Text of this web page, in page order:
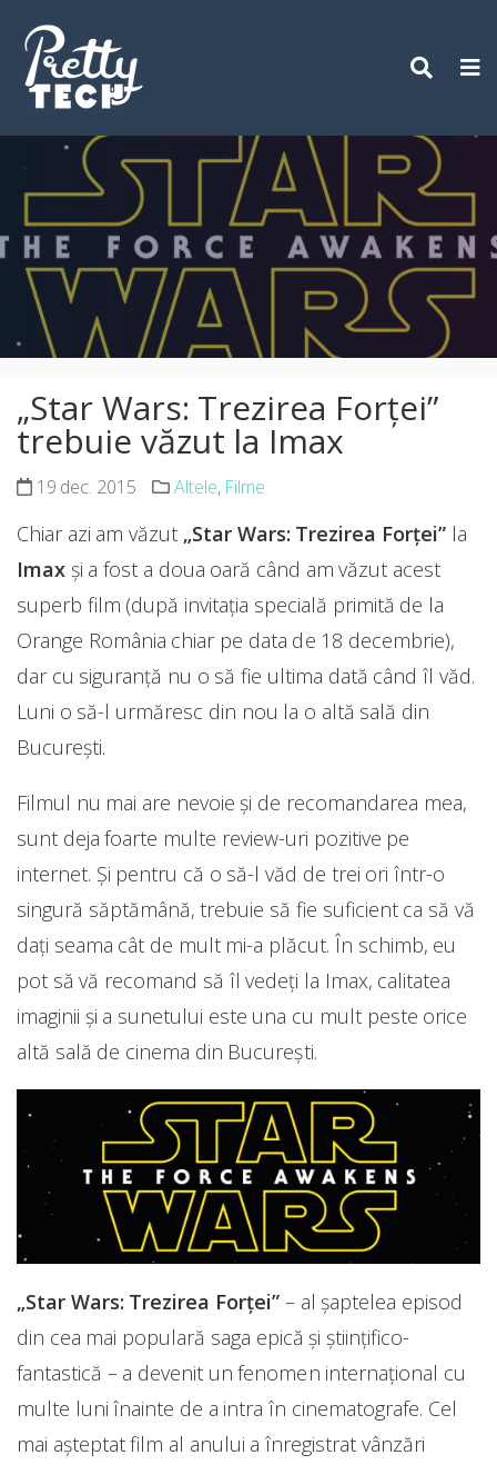
content
„Star Wars: Trezirea Forţei”
trebuie văzut la Imax
19 dec. 2015 Altele, Filme
Chiar azi am văzut „Star Wars: Trezirea Forţei”la
Imax și a fost a doua oară când am văzut acest
superb film (după invitația specială primită de la
Orange România chiar pe data de 18 decembrie),
dar cu siguranță nu o să fie ultima dată când îl văd.
Luni o să-l urmăresc din nou la o altă sală din
București.
Filmul nu mai are nevoie și de recomandarea mea,
sunt deja foarte multe review-uri pozitive pe
internet. Și pentru că o să-l văd de trei ori într-o
singură săptămână, trebuie să fie suficient ca să vă
dați seama cât de mult mi-a plăcut. În schimb, eu
pot să vă recomand să îl vedeți la Imax, calitatea
imaginii și a sunetului este una cu mult peste orice
altă sală de cinema din București.
„Star Wars: Trezirea Forţei” – al şaptelea episod
din cea mai populară saga epică şi ştiinţifico-
fantastică – a devenit un fenomen internaţional cu
multe luni înainte de a intra în cinematografe. Cel
mai aşteptat film al anului a înregistrat vânzări